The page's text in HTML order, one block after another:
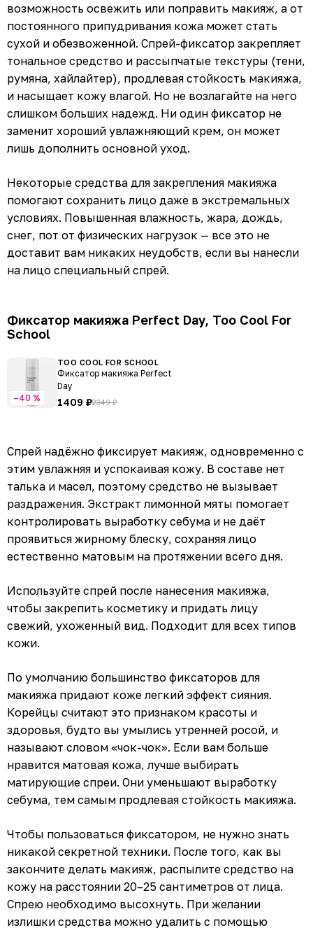
возможность освежить или поправить макияж, а от
постоянного припудривания кожа может стать
сухой и обезвоженной. Спрей-фиксатор закрепляет
тональное средство и рассыпчатые текстуры (тени,
румяна, хайлайтер), продлевая стойкость макияжа,
и насыщает кожу влагой. Но не возлагайте на него
слишком больших надежд. Ни один фиксатор не
заменит хороший увлажняющий крем, он может
лишь дополнить основной уход.
Некоторые средства для закрепления макияжа
помогают сохранить лицо даже в экстремальных
условиях. Повышенная влажность, жара, дождь,
снег, пот от физических нагрузок — все это не
доставит вам никаких неудобств, если вы нанесли
на лицо специальный спрей.
Фиксатор макияжа Perfect Day, Too Cool For
School
–40 %
TOO COOL FOR SCHOOL
Фиксатор макияжа Perfect
Day
1409 ₽2349 ₽
Спрей надёжно фиксирует макияж, одновременно с
этим увлажняя и успокаивая кожу. В составе нет
талька и масел, поэтому средство не вызывает
раздражения. Экстракт лимонной мяты помогает
контролировать выработку себума и не даёт
проявиться жирному блеску, сохраняя лицо
естественно матовым на протяжении всего дня.
Используйте спрей после нанесения макияжа,
чтобы закрепить косметику и придать лицу
свежий, ухоженный вид. Подходит для всех типов
кожи.
По умолчанию большинство фиксаторов для
макияжа придают коже легкий эффект сияния.
Корейцы считают это признаком красоты и
здоровья, будто вы умылись утренней росой, и
называют словом «чок-чок». Если вам больше
нравится матовая кожа, лучше выбирать
матирующие спреи. Они уменьшают выработку
себума, тем самым продлевая стойкость макияжа.
Чтобы пользоваться фиксатором, не нужно знать
никакой секретной техники. После того, как вы
закончите делать макияж, распылите средство на
кожу на расстоянии 20–25 сантиметров от лица.
Спрею необходимо высохнуть. При желании
излишки средства можно удалить с помощью